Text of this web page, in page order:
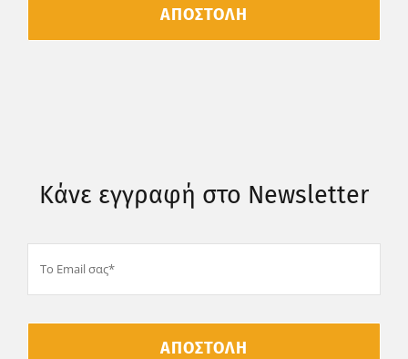
ΑΠΟΣΤΟΛΗ
Κάνε εγγραφή στο Newsletter
ΑΠΟΣΤΟΛΗ